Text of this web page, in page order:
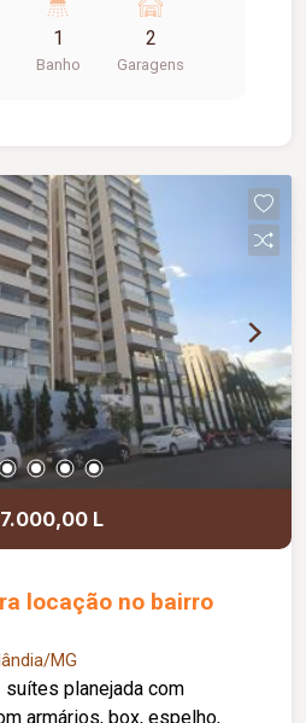
sendo 1 suíte ( suíte com
03 quartos sendo 2
vagas de garagem (vaga
comércios locais, com
Condomínio
à alterações) / taxa
do salário mínimo
e saída)., Próximo ao antigo San Diego.
1
Banho
2
Garagens
L
locação no bairro
MG
planejada com
armários, box, espelho,